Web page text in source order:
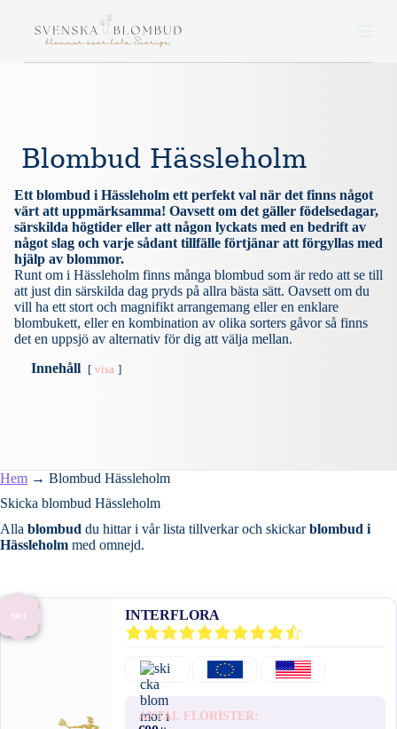
p
n
t
Blombud Hässleholm
Ett blombud i Hässleholm ett perfekt val när det finns något
värt att uppmärksamma! Oavsett om det gäller födelsedagar,
särskilda högtider eller att någon lyckats med en bedrift av
något slag och varje sådant tillfälle förtjänar att förgyllas med
hjälp av blommor.
Runt om i Hässleholm finns många blombud som är redo att se till
att just din särskilda dag pryds på allra bästa sätt. Oavsett om du
vill ha ett stort och magnifikt arrangemang eller en enklare
blombukett, eller en kombination av olika sorters gåvor så finns
det en uppsjö av alternativ för dig att välja mellan.
Innehåll
visa
Hem → Blombud Hässleholm
Skicka blombud Hässleholm
Alla blombud du hittar i vår lista tillverkar och skickarblombud i
Hässleholm med omnejd.
NR 1 INTERFLORA
ANTAL FLORISTER: